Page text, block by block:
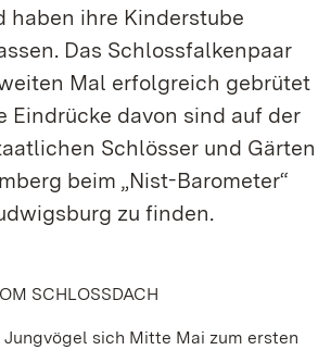
haben ihre Kinderstube
Das Schlossfalkenpaar
Mal erfolgreich gebrütet
Eindrücke davon sind auf der
Schlösser und Gärten
beim „Nist-Barometer“
zu finden.
SCHLOSSDACH
sich Mitte Mai zum ersten